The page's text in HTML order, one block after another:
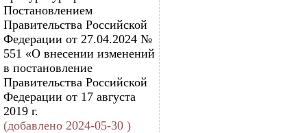
Постановлением
Правительства Российской
Федерации от 27.04.2024 №
551 «О внесении изменений
в постановление
Правительства Российской
Федерации от 17 августа
2019 г.
(добавлено 2024-05-30 )